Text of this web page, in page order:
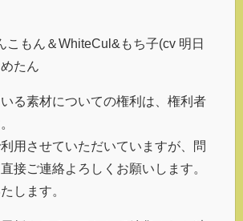
こもん＆WhiteCul&もち子(cv 明日
たん
る素材についての権利は、権利者
用させていただいていますが、問
接ご連絡よろしくお願いします。
します。